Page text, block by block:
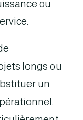
ou
longs ou
un